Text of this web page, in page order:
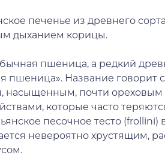
печенье из древнего
дыханием корицы.
пшеница, а редкий
пшеница». Название говорит
насыщенным, почти
которые часто
песочное тесто
невероятно хрустящим,